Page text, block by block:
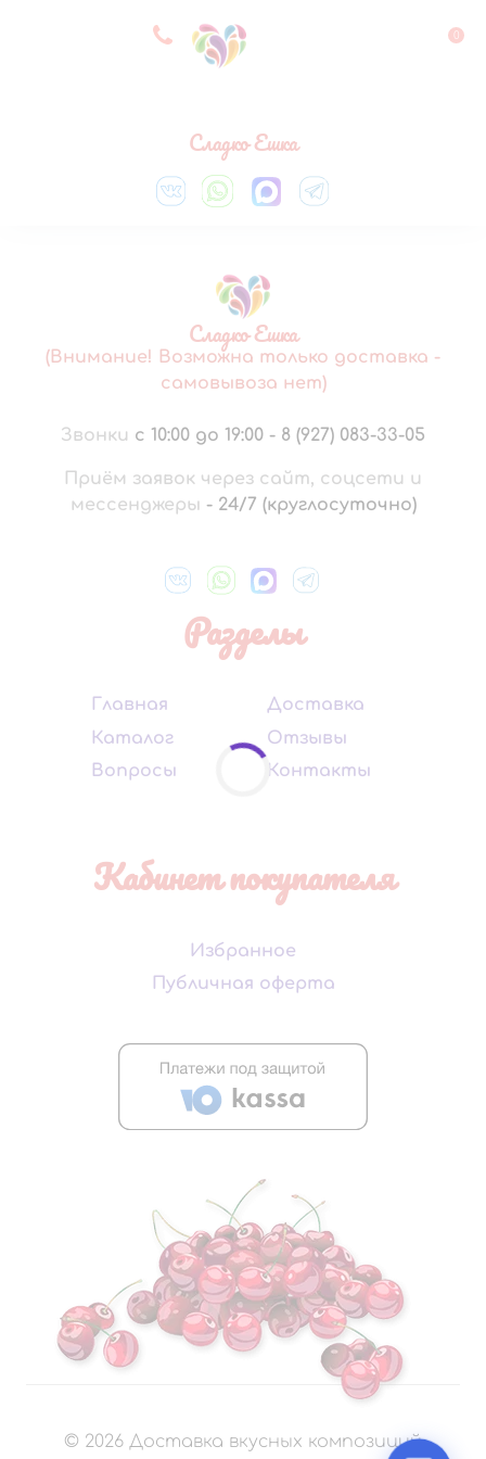
8 927 083 33 05 0
Сладко Ешка
Сладко Ешка
(Внимание! Возможна только доставка -
самовывоза нет)
Звонки с 10:00 до 19:00 - 8 (927) 083-33-05
Приём заявок через сайт, соцсети и
мессенджеры - 24/7 (круглосуточно)
Разделы
Главная
Каталог
Вопросы
Доставка
Отзывы
Контакты
Кабинет покупателя
Избранное
Публичная оферта
© 2026 Доставка вкусных композиций